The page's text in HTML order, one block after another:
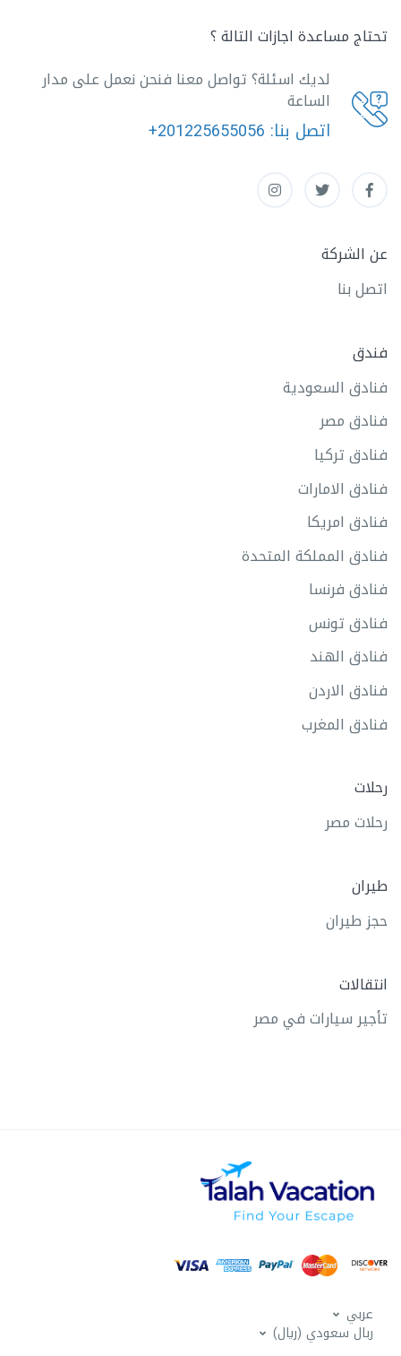
تحتاج مساعدة اجازات التالة ؟
لديك اسئلة؟ تواصل معنا فنحن نعمل على مدار
الساعة
اتصل بنا: +201225655056
عن الشركة
اتصل بنا
فندق
فنادق السعودية
فنادق مصر
فنادق تركيا
فنادق الامارات
فنادق امريكا
فنادق المملكة المتحدة
فنادق فرنسا
فنادق تونس
فنادق الهند
فنادق الاردن
فنادق المغرب
رحلات
رحلات مصر
طيران
حجز طيران
انتقالات
تأجير سيارات في مصر
عربي
ربال سعودي (ريال)